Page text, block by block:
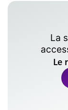
La
Le